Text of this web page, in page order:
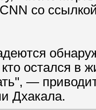
CNN со
кто остался
—
Дхакала.